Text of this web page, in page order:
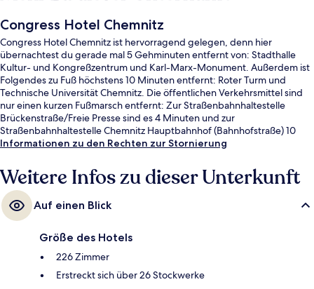
Congress Hotel Chemnitz
Congress Hotel Chemnitz ist hervorragend gelegen, denn hier
übernachtest du gerade mal 5 Gehminuten entfernt von: Stadthalle
Kultur- und Kongreßzentrum und Karl-Marx-Monument. Außerdem ist
Folgendes zu Fuß höchstens 10 Minuten entfernt: Roter Turm und
Technische Universität Chemnitz. Die öffentlichen Verkehrsmittel sind
nur einen kurzen Fußmarsch entfernt: Zur Straßenbahnhaltestelle
Brückenstraße/Freie Presse sind es 4 Minuten und zur
Straßenbahnhaltestelle Chemnitz Hauptbahnhof (Bahnhofstraße) 10
Minuten.
Informationen zu den Rechten zur Stornierung
Weitere Infos zu dieser Unterkunft
Auf einen Blick
Größe des Hotels
226 Zimmer
Erstreckt sich über 26 Stockwerke